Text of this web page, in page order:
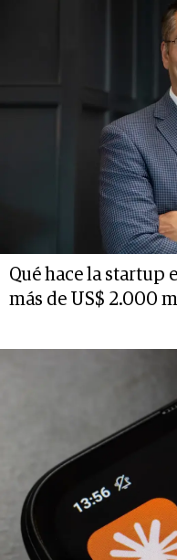
Qué hace la startup
más de US$ 2.000